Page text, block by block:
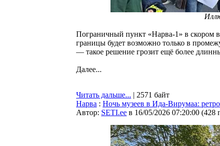
Пограничный пункт «Нарва-1» в скором
границы будет возможно только в
— такое решение грозит ещё более
Далее...
Читать дальше... | 2571 байт
Нарва : Ночь музеев в Ида-Вирумаа:
Автор: SETI.ee в 16/05/2026 07:20:00 (428